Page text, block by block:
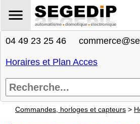
04 49 23 25 46
Horaires et Plan Acces
Commandes, horloges et capteurs >